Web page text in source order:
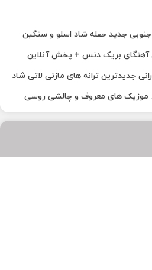
جدید حفله شاد اسلو و سنگین
آهنگای بریک دنس + پخش آنلاین
جدیدترین ترانه های مازنی لاتی شاد
موزیک‌ های معروف و چالشی روسی